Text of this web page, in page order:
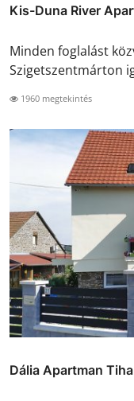
Kis-Duna River
Minden foglalást
Szigetszentmárton
1960 megtekintés
Dália Apartman